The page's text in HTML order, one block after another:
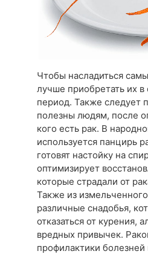
Чтобы насладиться
лучше приобретать их
период. Также следует
полезны людям, после
кого есть рак. В
используется панцирь
готовят настойку на
оптимизирует
которые страдали от
Также из
различные снадобья,
отказаться от курения,
вредных привычек.
профилактики